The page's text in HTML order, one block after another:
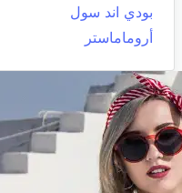
بودي اند سول
أروماماستر